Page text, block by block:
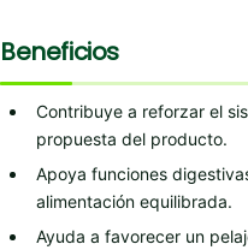
Beneficios
Contribuye a reforzar el
propuesta del producto.
Apoya funciones
alimentación equilibrada.
Ayuda a favorecer un